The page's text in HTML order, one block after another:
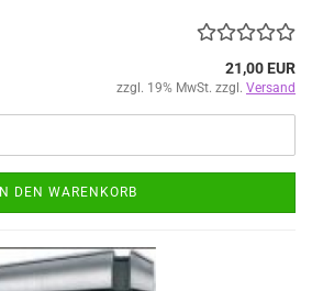
21,00 EUR
zzgl. 19% MwSt. zzgl. Versand
IN DEN WARENKORB